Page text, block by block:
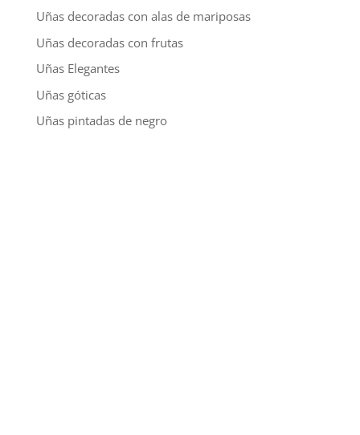
Uñas decoradas con alas de mariposas
Uñas decoradas con frutas
Uñas Elegantes
Uñas góticas
Uñas pintadas de negro